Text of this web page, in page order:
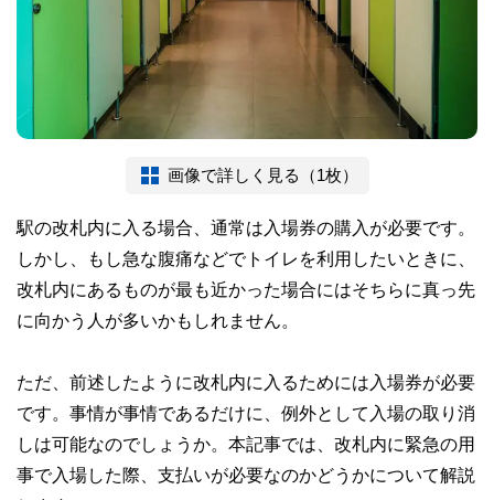
画像で詳しく見る（1枚）
駅の改札内に入る場合、通常は入場券の購入が必要です。
しかし、もし急な腹痛などでトイレを利用したいときに、
改札内にあるものが最も近かった場合にはそちらに真っ先
に向かう人が多いかもしれません。
ただ、前述したように改札内に入るためには入場券が必要
です。事情が事情であるだけに、例外として入場の取り消
しは可能なのでしょうか。本記事では、改札内に緊急の用
事で入場した際、支払いが必要なのかどうかについて解説